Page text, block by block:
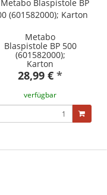
Metabo
Blaspistole BP 500
(601582000);
Karton
28,99 € *
verfügbar